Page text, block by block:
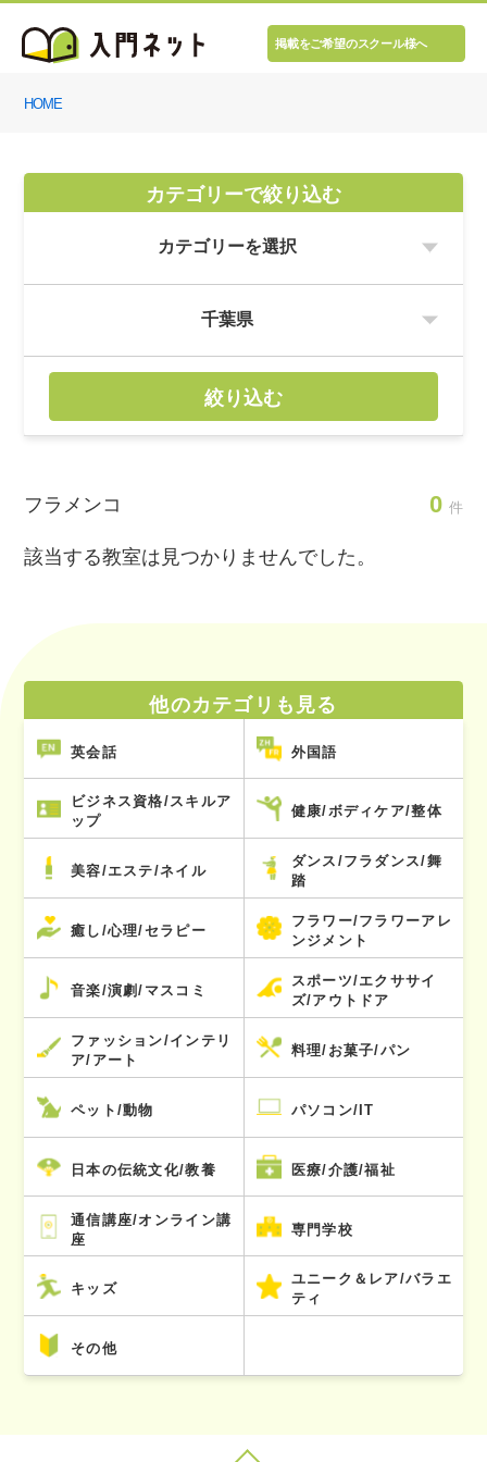
掲載をご希望のスクール様へ
HOME
カテゴリーで絞り込む
絞り込む
フラメンコ 0 件
該当する教室は見つかりませんでした。
他のカテゴリも見る
英会話 外国語
ビジネス資格/スキルア
ップ
健康/ボディケア/整体
美容/エステ/ネイル
ダンス/フラダンス/舞
踏
癒し/心理/セラピー
フラワー/フラワーアレ
ンジメント
音楽/演劇/マスコミ
スポーツ/エクササイ
ズ/アウトドア
ファッション/インテリ
ア/アート
料理/お菓子/パン
ペット/動物 パソコン/IT
日本の伝統文化/教養 医療/介護/福祉
通信講座/オンライン講
座
専門学校
キッズ
ユニーク＆レア/バラエ
ティ
その他